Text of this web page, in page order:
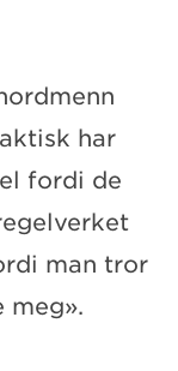
har
fordi de
man tror
meg».